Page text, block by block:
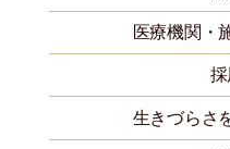
医療機関・
生きづらさ